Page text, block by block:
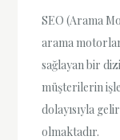
SEO (Arama
arama
sağlayan bir
müşterilerin
dolayısıyla
olmaktadır.